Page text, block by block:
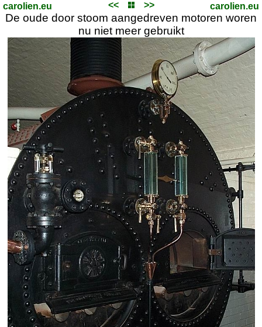
carolien.eu << >> carolien.eu
De oude door stoom aangedreven motoren woren
nu niet meer gebruikt